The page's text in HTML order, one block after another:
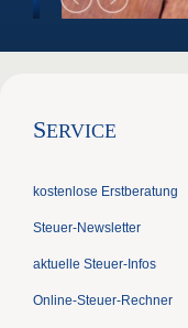
SERVICE
kostenlose Erstberatung
Steuer-Newsletter
aktuelle Steuer-Infos
Online-Steuer-Rechner